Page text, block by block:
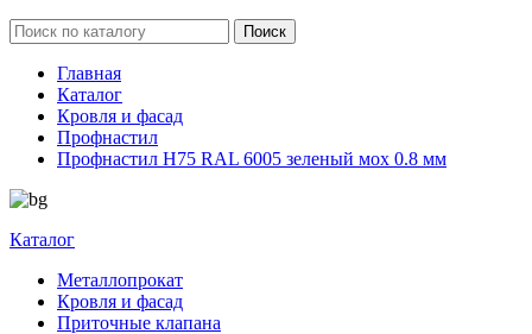
Главная
Каталог
Кровля и фасад
Профнастил
Профнастил Н75 RAL 6005 зеленый мох 0.8 мм
Каталог
Металлопрокат
Кровля и фасад
Приточные клапана